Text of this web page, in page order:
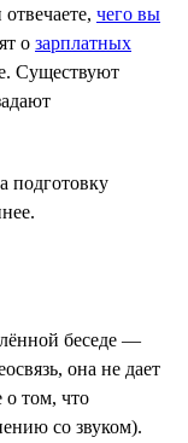
чего вы
о зарплатных
Существуют
подготовку
беседе —
она не дает
о том, что
со звуком).